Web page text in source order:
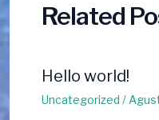
Related
Hello world!
Uncategorized /